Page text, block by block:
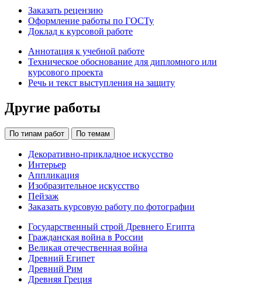
Заказать рецензию
Оформление работы по ГОСТу
Доклад к курсовой работе
Аннотация к учебной работе
Техническое обоснование для дипломного или
курсового проекта
Речь и текст выступления на защиту
Другие работы
По типам работ По темам
Декоративно-прикладное искусство
Интерьер
Аппликация
Изобразительное искусство
Пейзаж
Заказать курсовую работу по фотографии
Государственный строй Древнего Египта
Гражданская война в России
Великая отечественная война
Древний Египет
Древний Рим
Древняя Греция